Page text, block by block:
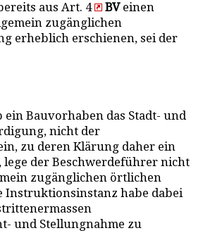
aus Art. 4
BVeinen
zugänglichen
erheblich erschienen, sei der
Bauvorhaben das Stadt- und
nicht der
zu deren Klärung daher ein
der Beschwerdeführer nicht
zugänglichen örtlichen
Instruktionsinstanz habe dabei
und Stellungnahme zu